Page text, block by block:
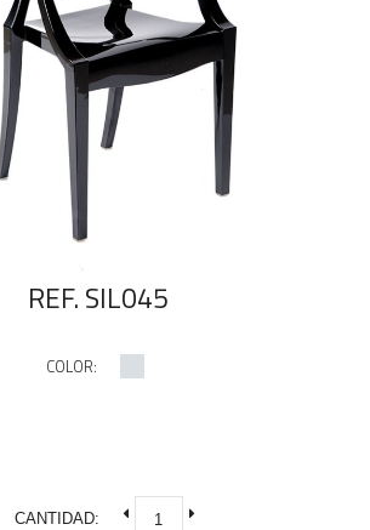
REF. SIL045
COLOR:
CANTIDAD: